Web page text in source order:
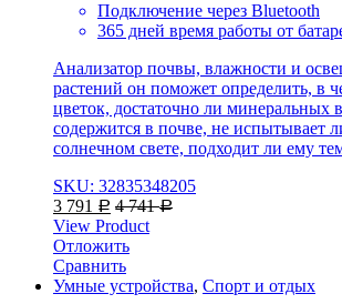
Подключение через Bluetooth
365 дней время работы от
Анализатор почвы, влажности и
растений он поможет определить, в
цветок, достаточно ли минеральных
содержится в почве, не испытывает
солнечном свете, подходит ли ему
SKU: 32835348205
3 791
Р 4 741Р
View Product
Отложить
Сравнить
Умные устройства, Спорт и отдых